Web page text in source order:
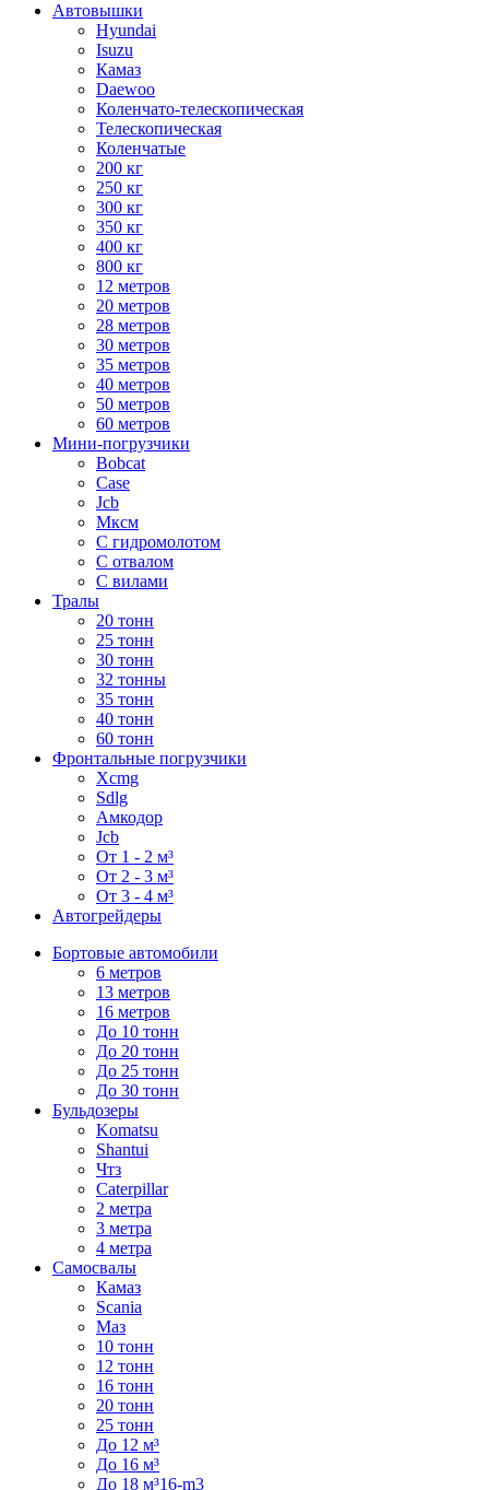
Автовышки
Hyundai
Isuzu
Камаз
Daewoo
Коленчато-телескопическая
Телескопическая
Коленчатые
200 кг
250 кг
300 кг
350 кг
400 кг
800 кг
12 метров
20 метров
28 метров
30 метров
35 метров
40 метров
50 метров
60 метров
Мини-погрузчики
Bobcat
Case
Jcb
Мксм
С гидромолотом
С отвалом
С вилами
Тралы
20 тонн
25 тонн
30 тонн
32 тонны
35 тонн
40 тонн
60 тонн
Фронтальные погрузчики
Xcmg
Sdlg
Амкодор
Jcb
От 1 - 2 м³
От 2 - 3 м³
От 3 - 4 м³
Автогрейдеры
Бортовые автомобили
6 метров
13 метров
16 метров
До 10 тонн
До 20 тонн
До 25 тонн
До 30 тонн
Бульдозеры
Komatsu
Shantui
Чтз
Caterpillar
2 метра
3 метра
4 метра
Самосвалы
Камаз
Scania
Маз
10 тонн
12 тонн
16 тонн
20 тонн
25 тонн
До 12 м³
До 16 м³
До 18 м³16-m3